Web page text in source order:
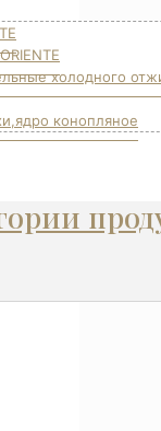
холодного
конопляное